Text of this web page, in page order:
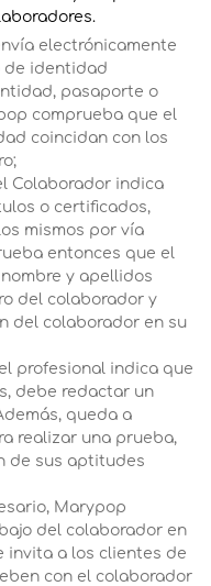
electrónicamente
de identidad
pasaporte o
comprueba que el
coincidan con los
Colaborador indica
o certificados,
mismos por vía
entonces que el
y apellidos
del colaborador y
del colaborador en su
profesional indica que
debe redactar un
queda a
realizar una prueba,
de sus aptitudes
Marypop
del colaborador en
invita a los clientes de
con el colaborador